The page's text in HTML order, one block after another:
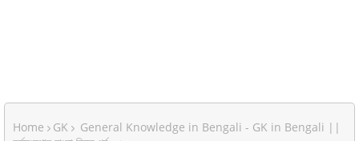
Home GK
General Knowledge in Bengali - GK in Bengali ||